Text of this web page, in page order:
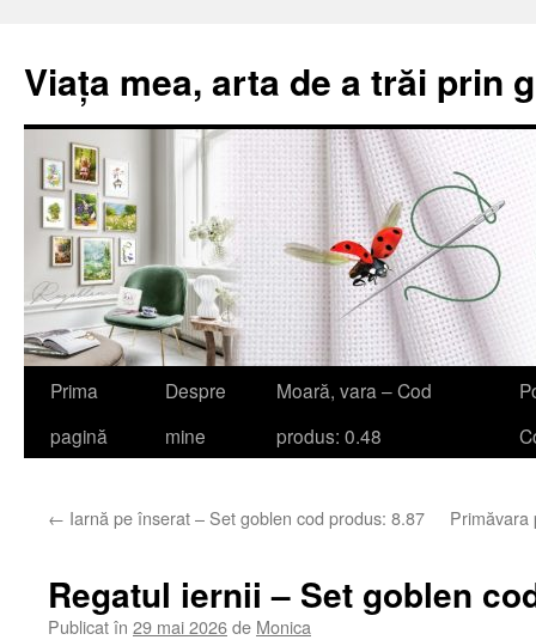
Viața mea, arta de a trăi prin
Sari
Prima
pagină
Despre
mine
Moară, vara – Cod
produs: 0.48
← Iarnă pe înserat – Set goblen cod produs: 8.87 Primăvara
Regatul iernii – Set goblen
Publicat în 29 mai 2026de Monica